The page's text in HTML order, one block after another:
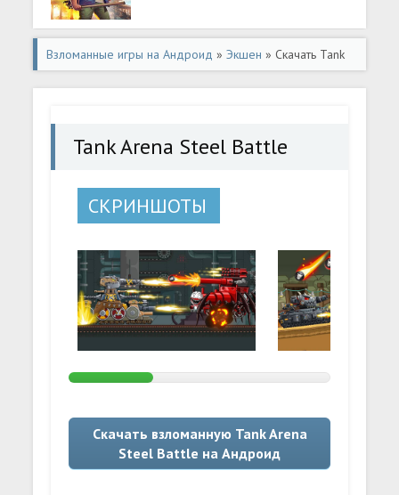
Взломанные игры на Андроид »Экшен » Скачать Tank
Arena Steel Battle (Разблокировано все) на Андроид
Tank Arena Steel Battle
СКРИНШОТЫ
Скачать взломанную Tank Arena
Steel Battle на Андроид